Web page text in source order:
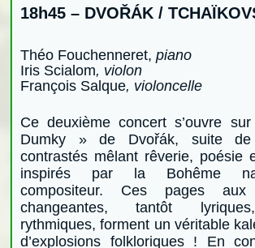
18h45 – DVOŘÁK /
Théo Fouchenneret,piano
Iris Scialom, violon
François Salque, violoncelle
Ce deuxième concert s’ouvre
Dumky » de Dvořák, suite de
contrastés mêlant rêverie, poésie
inspirés par la Bohême
compositeur. Ces pages aux
changeantes, tantôt
rythmiques, forment un véritable
d’explosions folkloriques ! En